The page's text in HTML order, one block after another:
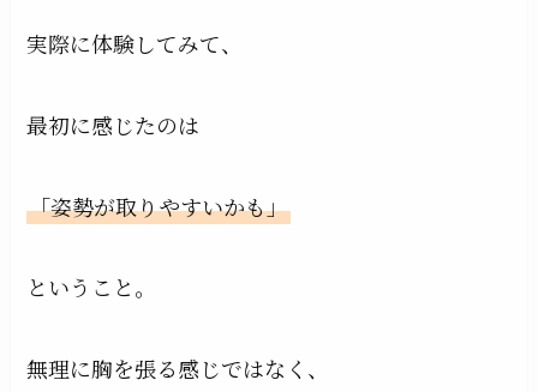
実際に体験してみて、
最初に感じたのは
「姿勢が取りやすいかも」
ということ。
無理に胸を張る感じではなく、